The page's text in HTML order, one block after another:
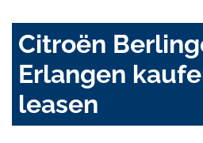
Citroën
Erlangen
leasen